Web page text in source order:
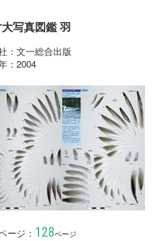
写真図鑑 羽
：文一総合出版
：2004
ージ： 128ページ